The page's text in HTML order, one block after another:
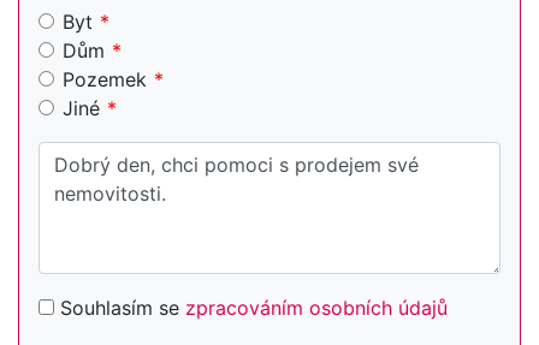
Byt
Dům
Pozemek
Jiné
Souhlasím se zpracováním osobních údajů